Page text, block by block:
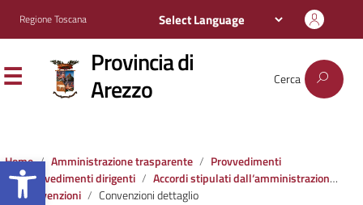
Apri la barra degli strumenti
Regione Toscana
Provincia di
Arezzo Cerca
Home Amministrazione trasparente
Provvedimenti
Provvedimenti dirigenti
Accordi stipulati dall‘amministrazione con soggetti privati o con altre amministrazioni pubbliche
Convenzioni
Convenzioni dettaglio